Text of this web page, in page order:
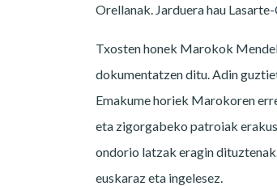
Orellanak. Jarduera hau
Txosten honek Marokok
dokumentatzen ditu. Adin
Emakume horiek Marokoren
eta zigorgabeko patroiak
ondorio latzak eragin
euskaraz eta ingelesez.